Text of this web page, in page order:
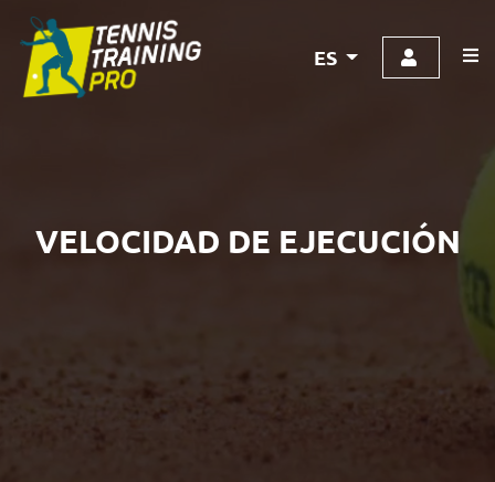
ES
VELOCIDAD DE EJECUCIÓN